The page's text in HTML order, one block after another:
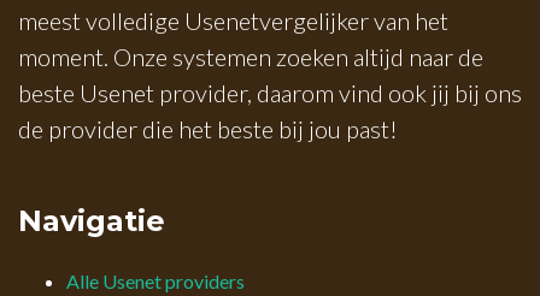
meest volledige Usenetvergelijker van het
moment. Onze systemen zoeken altijd naar de
beste Usenet provider, daarom vind ook jij bij ons
de provider die het beste bij jou past!
Navigatie
Alle Usenet providers